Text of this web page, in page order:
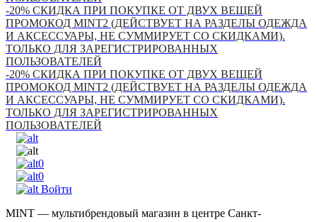
-20% СКИДКА ПРИ ПОКУПКЕ ОТ ДВУХ ВЕЩЕЙ
ПРОМОКОД MINT2 (ДЕЙСТВУЕТ НА РАЗДЕЛЫ ОДЕЖДА
И АКСЕССУАРЫ, НЕ СУММИРУЕТ СО СКИДКАМИ).
ТОЛЬКО ДЛЯ ЗАРЕГИСТРИРОВАННЫХ
ПОЛЬЗОВАТЕЛЕЙ
-20% СКИДКА ПРИ ПОКУПКЕ ОТ ДВУХ ВЕЩЕЙ
ПРОМОКОД MINT2 (ДЕЙСТВУЕТ НА РАЗДЕЛЫ ОДЕЖДА
И АКСЕССУАРЫ, НЕ СУММИРУЕТ СО СКИДКАМИ).
ТОЛЬКО ДЛЯ ЗАРЕГИСТРИРОВАННЫХ
ПОЛЬЗОВАТЕЛЕЙ
0
0
Войти
MINT — мультибрендовый магазин в центре Санкт-